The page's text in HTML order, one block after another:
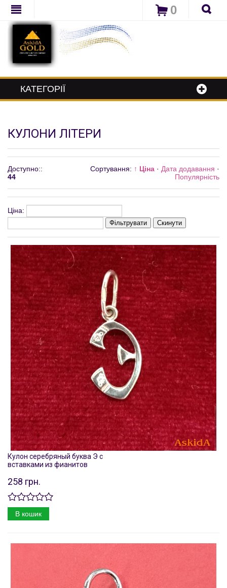
0
КАТЕГОРІЇ
КУЛОНИ ЛІТЕРИ
Доступно::
44
Сортування: ↑ Ціна · Дата додавання ·
Популярність
Ціна:
Фільтрувати Скинути
Кулон серебряный буква Э с
вставками из фианитов
258 грн.
В кошик